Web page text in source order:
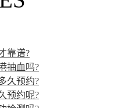
靠谱?
抽血吗?
久预约?
预约呢?